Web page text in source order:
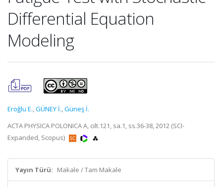
Differential Equation
Modeling
Eroğlu E.,GÜNEY İ.,Güneş İ.
ACTA PHYSICA POLONICA A, cilt.121, sa.1, ss.36-38, 2012 (SCI-
Expanded, Scopus)
Yayın Türü: Makale / Tam Makale